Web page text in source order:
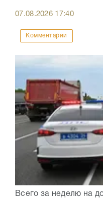
07.08.2026 17:40
Комментарии
Всего за неделю на